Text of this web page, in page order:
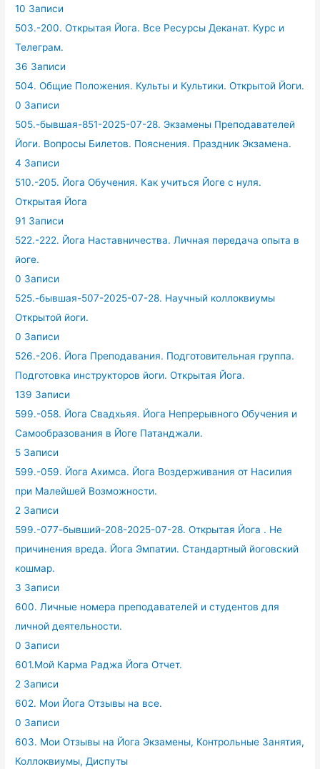
10 Записи
503.-200. Открытая Йога. Все Ресурсы Деканат. Курс и
Телеграм.
36 Записи
504. Общие Положения. Культы и Культики. Открытой Йоги.
0 Записи
505.-бывшая-851-2025-07-28. Экзамены Преподавателей
Йоги. Вопросы Билетов. Пояснения. Праздник Экзамена.
4 Записи
510.-205. Йога Обучения. Как учиться Йоге с нуля.
Открытая Йога
91 Записи
522.-222. Йога Наставничества. Личная передача опыта в
йоге.
0 Записи
525.-бывшая-507-2025-07-28. Научный коллоквиумы
Открытой йоги.
0 Записи
526.-206. Йога Преподавания. Подготовительная группа.
Подготовка инструкторов йоги. Открытая Йога.
139 Записи
599.-058. Йога Свадхьяя. Йога Непрерывного Обучения и
Самообразования в Йоге Патанджали.
5 Записи
599.-059. Йога Ахимса. Йога Воздерживания от Насилия
при Малейшей Возможности.
2 Записи
599.-077-бывший-208-2025-07-28. Открытая Йога . Не
причинения вреда. Йога Эмпатии. Стандартный йоговский
кошмар.
3 Записи
600. Личные номера преподавателей и студентов для
личной деятельности.
0 Записи
601.Мой Карма Раджа Йога Отчет.
2 Записи
602. Мои Йога Отзывы на все.
0 Записи
603. Мои Отзывы на Йога Экзамены, Контрольные Занятия,
Коллоквиумы, Диспуты